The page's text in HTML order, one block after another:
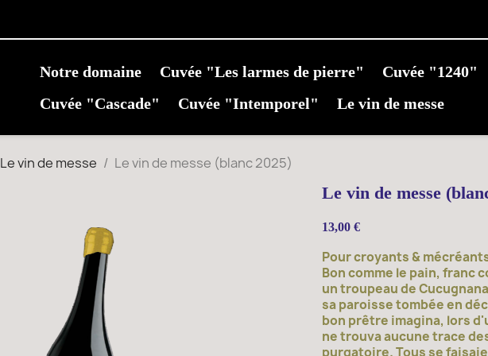
Notre domaine Cuvée "Les larmes de pierre" Cuvée "1240"
Cuvée "Cascade"
Cuvée "Intemporel" Le vin de messe
Le vin de messe Le vin de messe (blanc 2025)
Le vin de messe
13,00 €
Pour croyants &
Bon comme le pain, franc
un troupeau de
sa paroisse tombée en
bon prêtre imagina, lors
ne trouva aucune trace
purgatoire. Tous se